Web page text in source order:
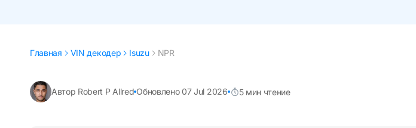
Главная VIN декодер Isuzu NPR
Автор Robert P Allred Обновлено 07 Jul 2026 5 мин чтение